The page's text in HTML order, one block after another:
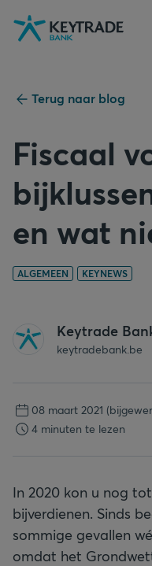
Naar
navigatie
Naar
aanmelden
Naar
inhoud
Terug naar blog
Fiscaal
en wat
ALGEMEEN KEYNEWS
Keytrade
keytradebank.be
08 maart 2021
4 minuten te lezen
In 2020 kon u nog
bijverdienen. Sinds
sommige gevallen
omdat het